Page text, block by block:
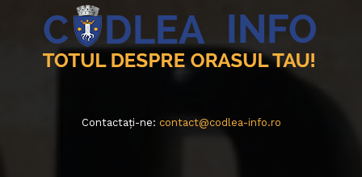
Contactați-ne: contact@codlea-info.ro